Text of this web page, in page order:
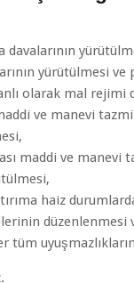
yürütülmesi
olarak mal rejimi
ve manevi
maddi ve manevi
haiz
düzenlenmesi
tüm